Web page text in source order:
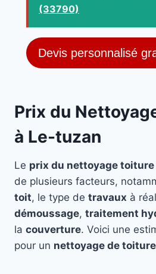
(33790)
Devis personnalisé
Prix du
à Le-tuzan
Le prix du nettoyage toiture
de plusieurs facteurs,
toit, le type de travaux à
démoussage, traitement
la couverture. Voici une
pour un nettoyage de toiture